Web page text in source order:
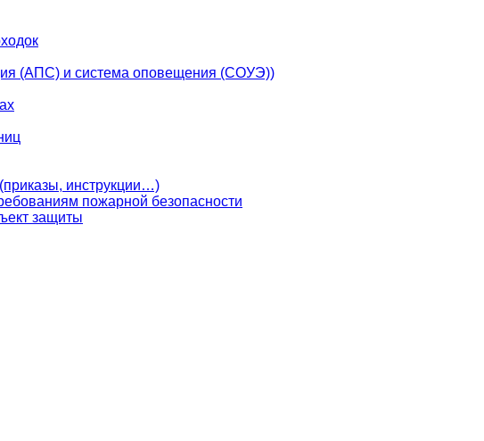
(АПС) и система оповещения (СОУЭ))
инструкции…)
пожарной безопасности
защиты